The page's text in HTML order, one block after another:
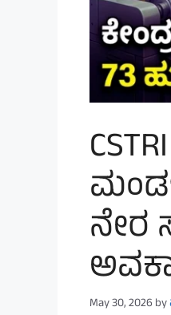
May 30, 2026 by